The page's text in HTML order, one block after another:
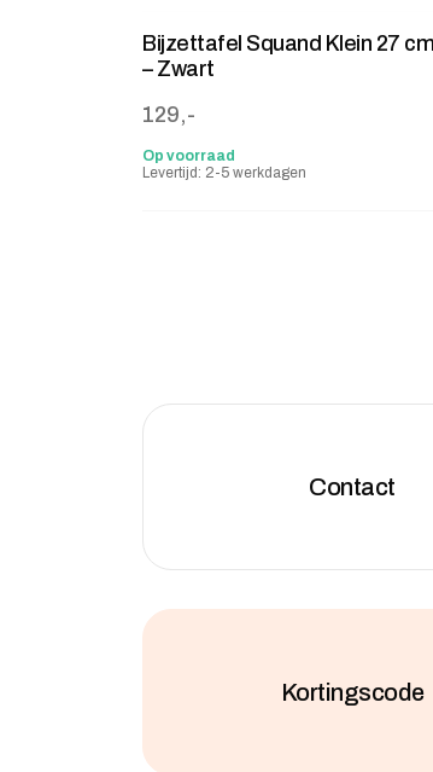
Bijzettafel Squand Klein 27 cm
– Zwart
129,-
Op voorraad
Levertijd: 2-5 werkdagen
Contact
Kortingscode